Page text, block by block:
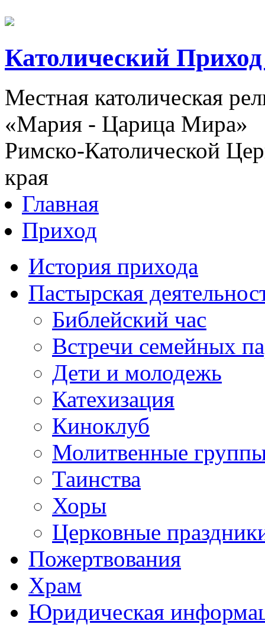
Католический
Местная католическая
«Мария - Царица Мира»
Римско-Католической
края
Главная
Приход
История прихода
Пастырская
Библейский час
Встречи семейных
Дети и молодежь
Катехизация
Киноклуб
Молитвенные
Таинства
Хоры
Церковные
Пожертвования
Храм
Юридическая